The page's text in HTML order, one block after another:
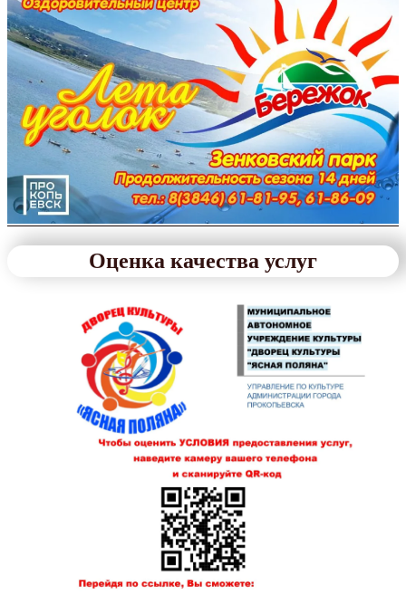
Оценка качества услуг